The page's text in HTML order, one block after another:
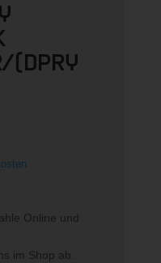
(DPRY
Online und
im Shop ab.